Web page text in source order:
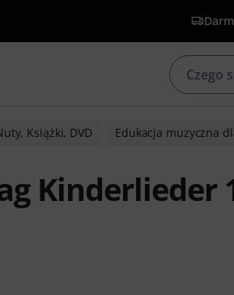
Książki, DVD Edukacja muzyczna
Kinderlieder
z 6 ocen klientów